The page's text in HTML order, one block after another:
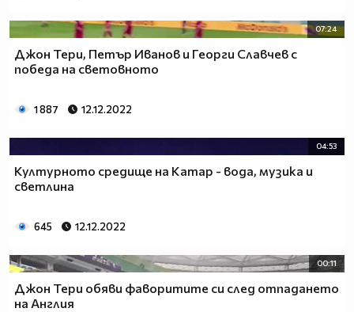
07:24
Джон Тери, Петър Иванов и Георги Славчев с
победа на световното
1 887 12.12.2022
04:53
Културното средище на Катар - вода, музика и
светлина
645 12.12.2022
00:11
Джон Тери обяви фаворитите си след отпадането
на Англия